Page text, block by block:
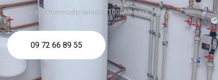
chauffe eau thermodynamique 100l Aixe sur Vienne
09 72 66 89 55